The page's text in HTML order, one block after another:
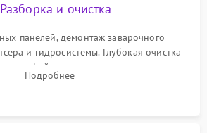
и очистка
панелей, демонтаж заварочного
и гидросистемы. Глубокая очистка
от кофейных масел, жмыха и накипи.
каналов и фильтров с использованием
Подробнее